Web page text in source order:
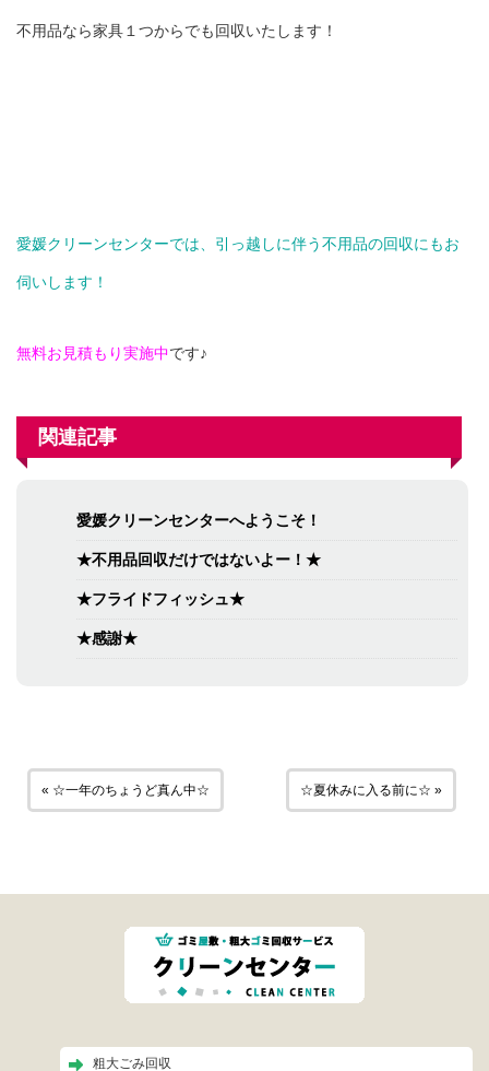
不用品なら家具１つからでも回収いたします！
愛媛クリーンセンターでは、引っ越しに伴う不用品の回収にもお
伺いします！
無料お見積もり実施中です♪
関連記事
愛媛クリーンセンターへようこそ！
★不用品回収だけではないよー！★
★フライドフィッシュ★
★感謝★
« ☆一年のちょうど真ん中☆ ☆夏休みに入る前に☆ »
粗大ごみ回収